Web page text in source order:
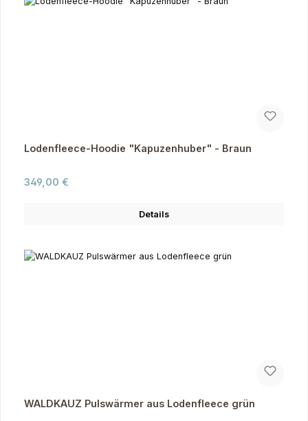
Lodenfleece-Hoodie "Kapuzenhuber" - Braun
Regulärer Preis:
349,00 €
Details
WALDKAUZ Pulswärmer aus Lodenfleece grün